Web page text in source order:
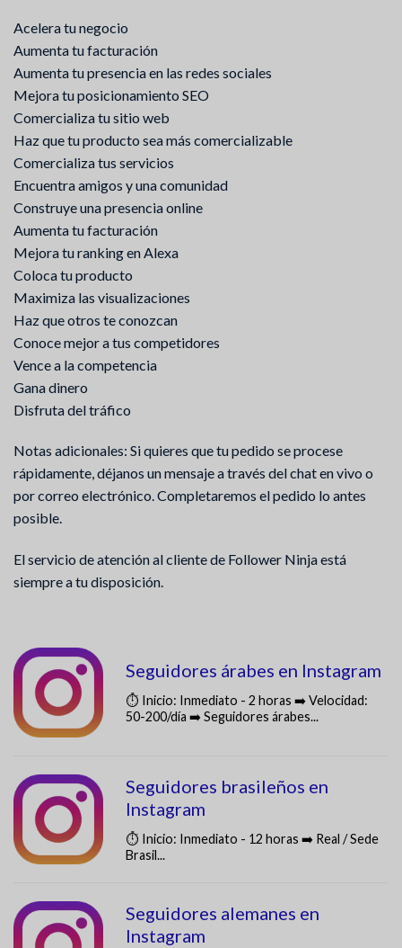
Acelera tu negocio
Aumenta tu facturación
Aumenta tu presencia en las redes sociales
Mejora tu posicionamiento SEO
Comercializa tu sitio web
Haz que tu producto sea más comercializable
Comercializa tus servicios
Encuentra amigos y una comunidad
Construye una presencia online
Aumenta tu facturación
Mejora tu ranking en Alexa
Coloca tu producto
Maximiza las visualizaciones
Haz que otros te conozcan
Conoce mejor a tus competidores
Vence a la competencia
Gana dinero
Disfruta del tráfico
Notas adicionales: Si quieres que tu pedido se procese
rápidamente, déjanos un mensaje a través del chat en vivo o
por correo electrónico. Completaremos el pedido lo antes
posible.
El servicio de atención al cliente de Follower Ninja está
siempre a tu disposición.
Seguidores árabes en Instagram
⏱️ Inicio: Inmediato - 2 horas ➡️ Velocidad:
50-200/día ➡️ Seguidores árabes...
Seguidores brasileños en
Instagram
⏱️ Inicio: Inmediato - 12 horas ➡️ Real / Sede
Brasil...
Seguidores alemanes en
Instagram